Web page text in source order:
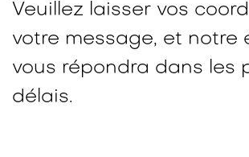
Veuillez laisser vos
votre message, et notre
vous répondra dans les
délais.